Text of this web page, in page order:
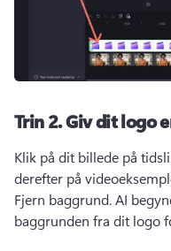
Trin 2.Giv dit logo
Klik på dit billede på
derefter på
Fjern baggrund. AI
baggrunden fra dit logo